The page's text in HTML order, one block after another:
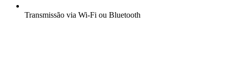
Transmissão via Wi-Fi ou Bluetooth